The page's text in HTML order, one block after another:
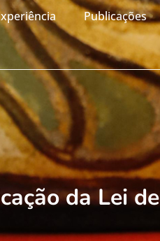
Publicações
da Lei de